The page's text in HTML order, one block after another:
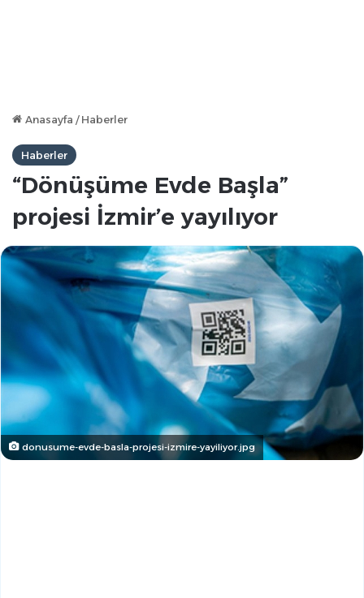
Anasayfa / Haberler
Haberler
“Dönüşüme Evde Başla”
projesi İzmir’e yayılıyor
donusume-evde-basla-projesi-izmire-yayiliyor.jpg